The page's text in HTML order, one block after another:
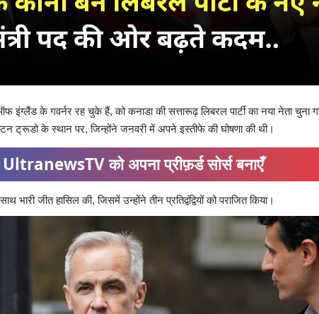
के गवर्नर रह चुके हैं, को कनाडा की सत्तारूढ़ लिबरल पार्टी का नया नेता चुना
ट्रूडो के स्थान पर, जिन्होंने जनवरी में अपने इस्तीफे की घोषणा की थी।
को अपना प्रीफ़र्ड सोर्स बनाएँ
भारी जीत हासिल की, जिसमें उन्होंने तीन प्रतिद्वंद्वियों को पराजित किया।